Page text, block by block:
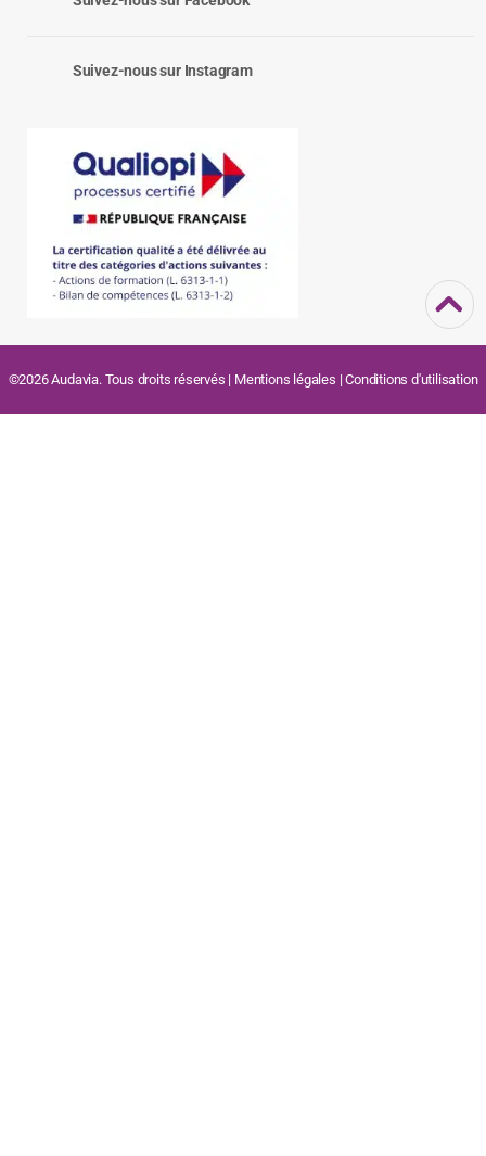
Suivez-nous sur Instagram
©2026 Audavia. Tous droits réservés | Mentions légales |Conditions d'utilisation